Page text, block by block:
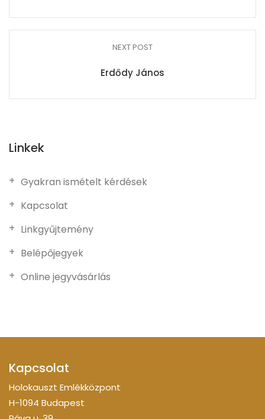
NEXT POST
Erdődy János
Linkek
Gyakran ismételt kérdések
Kapcsolat
Linkgyűjtemény
Belépőjegyek
Online jegyvásárlás
Kapcsolat
Holokauszt Emlékközpont
H-1094 Budapest